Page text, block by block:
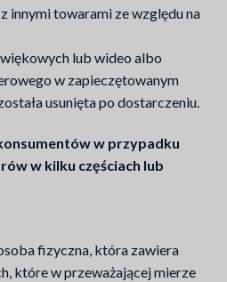
innymi towarami ze względu na
lub wideo albo
w zapieczętowanym
usunięta po dostarczeniu.
w przypadku
w kilku częściach lub
fizyczna, która zawiera
które w przeważającej mierze